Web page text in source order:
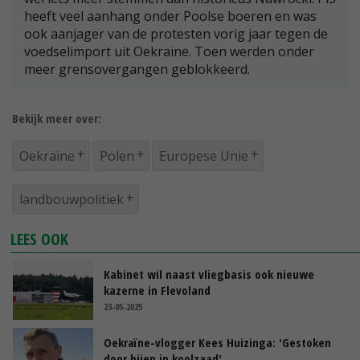
heeft veel aanhang onder Poolse boeren en was
ook aanjager van de protesten vorig jaar tegen de
voedselimport uit Oekraïne. Toen werden onder
meer grensovergangen geblokkeerd.
Bekijk meer over:
Oekraïne Polen Europese Unie
landbouwpolitiek
LEES OOK
Kabinet wil naast vliegbasis ook nieuwe
kazerne in Flevoland
23-05-2025
Oekraïne-vlogger Kees Huizinga: 'Gestoken